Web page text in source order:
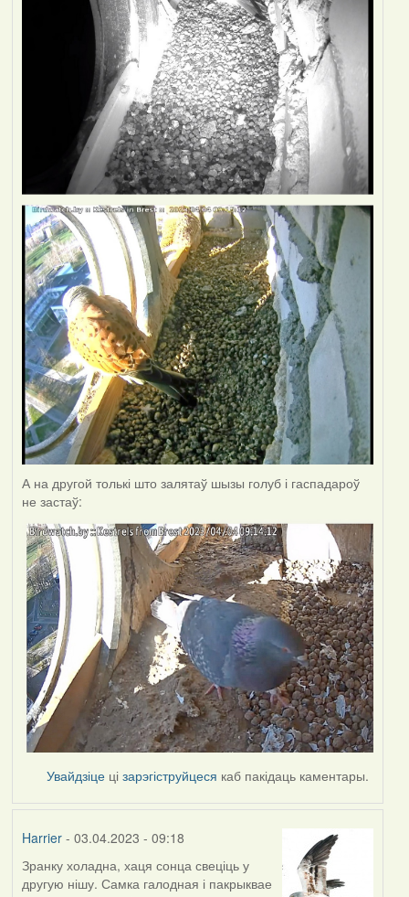
А на другой толькі што залятаў шызы голуб і гаспадароў
не застаў:
Увайдзіце цізарэгіструйцеся каб пакідаць каментары.
Harrier- 03.04.2023 - 09:18
Зранку холадна, хаця сонца свеціць у
другую нішу. Самка галодная і пакрыквае